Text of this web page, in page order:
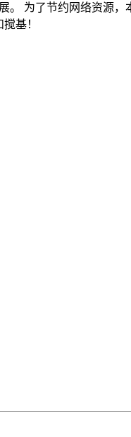
为了节约网络资源
基！